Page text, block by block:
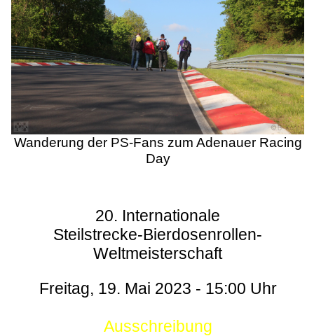
Wanderung der PS-Fans zum Adenauer Racing
Day
20. Internationale
Steilstrecke-Bierdosenrollen-
Weltmeisterschaft
Freitag, 19. Mai 2023 - 15:00 Uhr
Ausschreibung